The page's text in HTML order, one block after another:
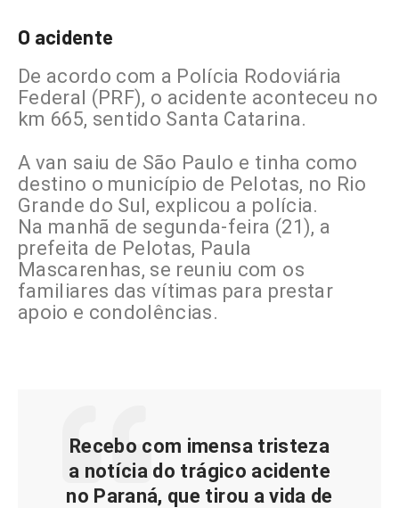
O acidente
De acordo com a Polícia Rodoviária
Federal (PRF), o acidente aconteceu no
km 665, sentido Santa Catarina.
A van saiu de São Paulo e tinha como
destino o município de Pelotas, no Rio
Grande do Sul, explicou a polícia.
Na manhã de segunda-feira (21), a
prefeita de Pelotas, Paula
Mascarenhas, se reuniu com os
familiares das vítimas para prestar
apoio e condolências.
Recebo com imensa tristeza
a notícia do trágico acidente
no Paraná, que tirou a vida de